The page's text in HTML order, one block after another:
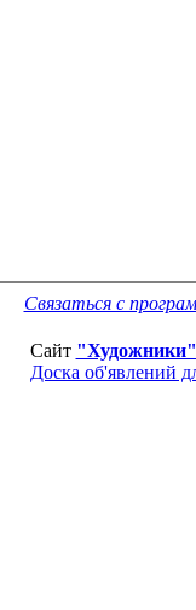
Связаться с
Сайт "Художники"
Доска об'явлений